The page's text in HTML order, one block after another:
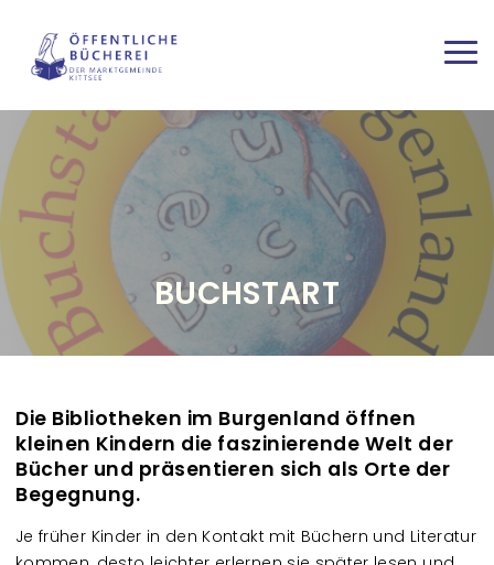
BUCHSTART
Die Bibliotheken im Burgenland öffnen
kleinen Kindern die faszinierende Welt der
Bücher und präsentieren sich als Orte der
Begegnung.
Je früher Kinder in den Kontakt mit Büchern und Literatur